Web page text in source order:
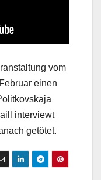
vom
einen
interviewt
getötet.